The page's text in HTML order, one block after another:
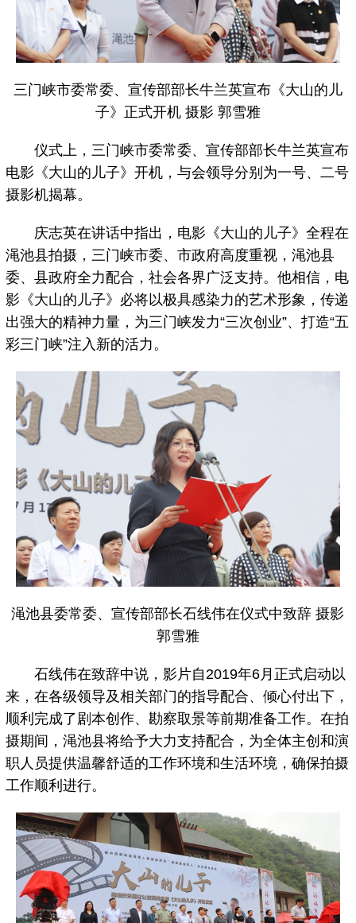
三门峡市委常委、宣传部部长牛兰英宣布《大山的儿
子》正式开机 摄影 郭雪雅
仪式上，三门峡市委常委、宣传部部长牛兰英宣布
电影《大山的儿子》开机，与会领导分别为一号、二号
摄影机揭幕。
庆志英在讲话中指出，电影《大山的儿子》全程在
渑池县拍摄，三门峡市委、市政府高度重视，渑池县
委、县政府全力配合，社会各界广泛支持。他相信，电
影《大山的儿子》必将以极具感染力的艺术形象，传递
出强大的精神力量，为三门峡发力“三次创业”、打造“五
彩三门峡”注入新的活力。
渑池县委常委、宣传部部长石线伟在仪式中致辞 摄影
郭雪雅
石线伟在致辞中说，影片自2019年6月正式启动以
来，在各级领导及相关部门的指导配合、倾心付出下，
顺利完成了剧本创作、勘察取景等前期准备工作。在拍
摄期间，渑池县将给予大力支持配合，为全体主创和演
职人员提供温馨舒适的工作环境和生活环境，确保拍摄
工作顺利进行。